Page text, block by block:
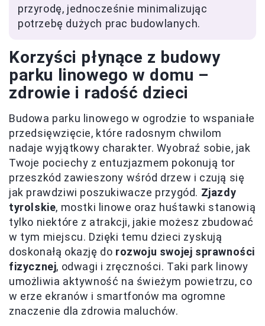
przyrodę, jednocześnie minimalizując
potrzebę dużych prac budowlanych.
Korzyści płynące z budowy
parku linowego w domu –
zdrowie i radość dzieci
Budowa parku linowego w ogrodzie to wspaniałe
przedsięwzięcie, które radosnym chwilom
nadaje wyjątkowy charakter. Wyobraź sobie, jak
Twoje pociechy z entuzjazmem pokonują tor
przeszkód zawieszony wśród drzew i czują się
jak prawdziwi poszukiwacze przygód. Zjazdy
tyrolskie, mostki linowe oraz huśtawki stanowią
tylko niektóre z atrakcji, jakie możesz zbudować
w tym miejscu. Dzięki temu dzieci zyskują
doskonałą okazję do rozwoju swojej sprawności
fizycznej, odwagi i zręczności. Taki park linowy
umożliwia aktywność na świeżym powietrzu, co
w erze ekranów i smartfonów ma ogromne
znaczenie dla zdrowia maluchów.